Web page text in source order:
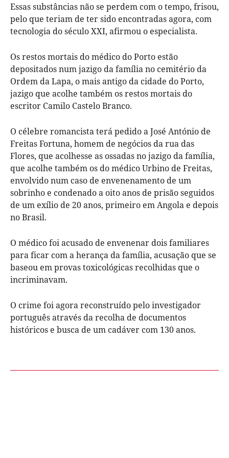
Essas substâncias não se perdem com o tempo, frisou,
pelo que teriam de ter sido encontradas agora, com
tecnologia do século XXI, afirmou o especialista.
Os restos mortais do médico do Porto estão
depositados num jazigo da família no cemitério da
Ordem da Lapa, o mais antigo da cidade do Porto,
jazigo que acolhe também os restos mortais do
escritor Camilo Castelo Branco.
O célebre romancista terá pedido a José António de
Freitas Fortuna, homem de negócios da rua das
Flores, que acolhesse as ossadas no jazigo da família,
que acolhe também os do médico Urbino de Freitas,
envolvido num caso de envenenamento de um
sobrinho e condenado a oito anos de prisão seguidos
de um exílio de 20 anos, primeiro em Angola e depois
no Brasil.
O médico foi acusado de envenenar dois familiares
para ficar com a herança da família, acusação que se
baseou em provas toxicológicas recolhidas que o
incriminavam.
O crime foi agora reconstruído pelo investigador
português através da recolha de documentos
históricos e busca de um cadáver com 130 anos.